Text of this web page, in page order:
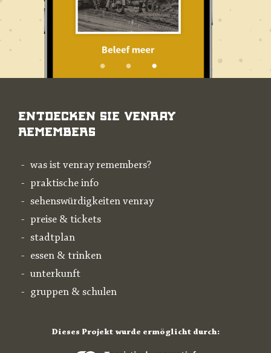
Entdecken Sie Venray
Remembers
was ist venray remembers?
praktische info
sehenswürdigkeiten venray
preise & tickets
stadtplan
essen & trinken
unterkunft
gruppen & schulen
Dieses Projekt wurde ermöglicht durch: